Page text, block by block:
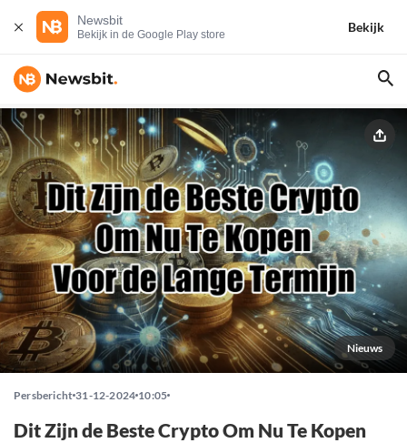
Newsbit
Bekijk in de Google Play store
Bekijk
Nieuws
Persbericht 31-12-2024 10:05
Dit Zijn de Beste Crypto Om Nu Te Kopen